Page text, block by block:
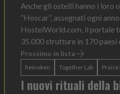
Anche gli ostelli hanno i loro
“Hoscar”, assegnati ogni
HostelWorld.com, il portale
35.000 strutture in 170 paesi
Prossimo in lista
heineken Together Lab Praise
I nuovi rituali della